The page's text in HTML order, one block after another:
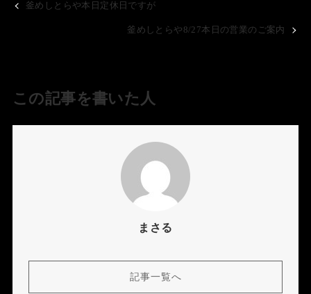
釜めしとらや本日定休日ですが
釜めしとらや8/27本日の営業のご案内
この記事を書いた人
まさる
記事一覧へ